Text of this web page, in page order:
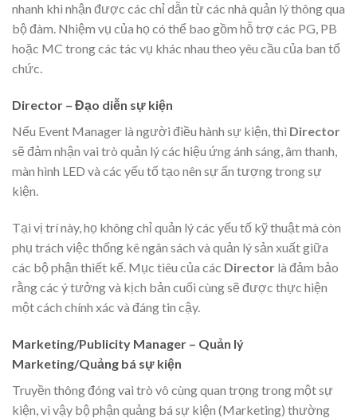
nhanh khi nhận được các chỉ dẫn từ các nhà quản lý thông qua
bộ đàm. Nhiệm vụ của họ có thể bao gồm hỗ trợ các PG, PB
hoặc MC trong các tác vụ khác nhau theo yêu cầu của ban tổ
chức.
Director – Đạo diễn sự kiện
Nếu Event Manager là người điều hành sự kiện, thì Director
sẽ đảm nhận vai trò quản lý các hiệu ứng ánh sáng, âm thanh,
màn hình LED và các yếu tố tạo nên sự ấn tượng trong sự
kiện.
Tại vị trí này, họ không chỉ quản lý các yếu tố kỹ thuật mà còn
phụ trách việc thống kê ngân sách và quản lý sản xuất giữa
các bộ phận thiết kế. Mục tiêu của các Director là đảm bảo
rằng các ý tưởng và kịch bản cuối cùng sẽ được thực hiện
một cách chính xác và đáng tin cậy.
Marketing/Publicity Manager – Quản lý
Marketing/Quảng bá sự kiện
Truyền thông đóng vai trò vô cùng quan trọng trong một sự
kiện, vì vậy bộ phận quảng bá sự kiện (Marketing) thường